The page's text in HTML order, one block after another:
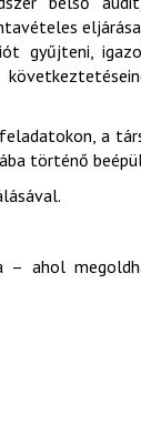
gyűjteni,
a
történő
– ahol